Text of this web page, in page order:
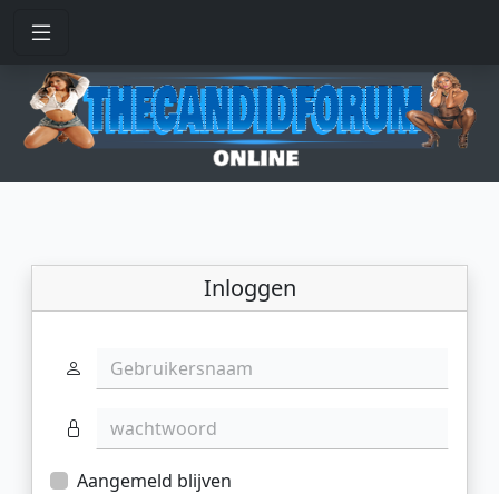
Inloggen
Gebruikersnaam
wachtwoord
Aangemeld blijven